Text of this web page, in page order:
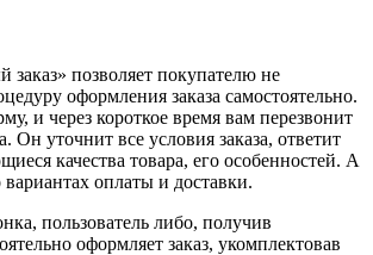
позволяет покупателю не
оформления заказа самостоятельно.
и через короткое время вам перезвонит
Он уточнит все условия заказа, ответит
качества товара, его особенностей. А
оплаты и доставки.
пользователь либо, получив
оформляет заказ, укомплектовав